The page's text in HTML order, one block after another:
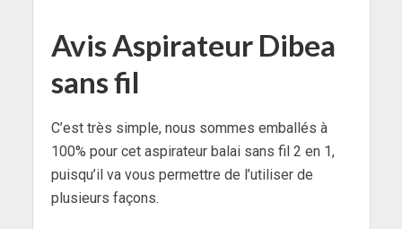
Avis Aspirateur Dibea
sans fil
C’est très simple, nous sommes emballés à
100% pour cet aspirateur balai sans fil 2 en 1,
puisqu’il va vous permettre de l’utiliser de
plusieurs façons.